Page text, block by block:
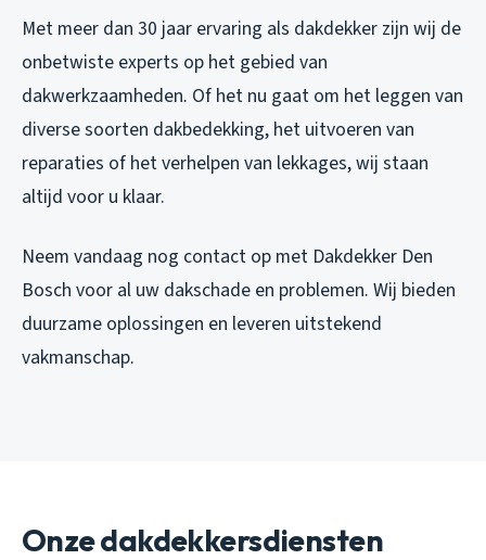
Met meer dan 30 jaar ervaring als dakdekker zijn wij de
onbetwiste experts op het gebied van
dakwerkzaamheden. Of het nu gaat om het leggen van
diverse soorten dakbedekking, het uitvoeren van
reparaties of het verhelpen van lekkages, wij staan
altijd voor u klaar.
Neem vandaag nog contact op met Dakdekker Den
Bosch voor al uw dakschade en problemen. Wij bieden
duurzame oplossingen en leveren uitstekend
vakmanschap.
Onze dakdekkersdiensten